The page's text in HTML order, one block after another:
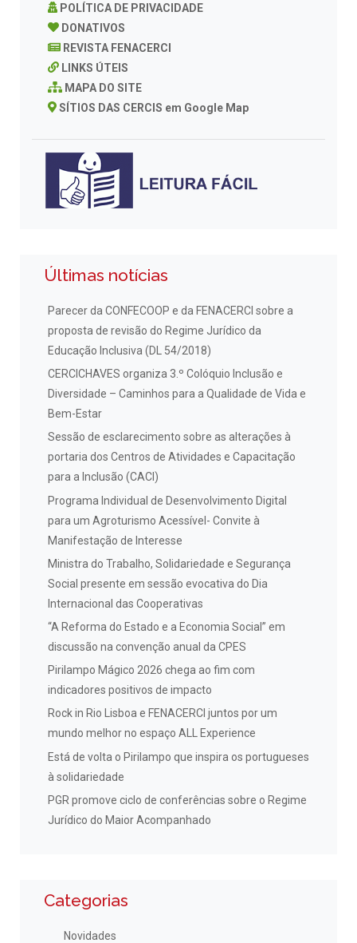
POLÍTICA DE PRIVACIDADE
DONATIVOS
REVISTA FENACERCI
LINKS ÚTEIS
MAPA DO SITE
SÍTIOS DAS CERCIS em Google Map
Últimas notícias
Parecer da CONFECOOP e da FENACERCI sobre a
proposta de revisão do Regime Jurídico da
Educação Inclusiva (DL 54/2018)
CERCICHAVES organiza 3.º Colóquio Inclusão e
Diversidade – Caminhos para a Qualidade de Vida e
Bem-Estar
Sessão de esclarecimento sobre as alterações à
portaria dos Centros de Atividades e Capacitação
para a Inclusão (CACI)
Programa Individual de Desenvolvimento Digital
para um Agroturismo Acessível- Convite à
Manifestação de Interesse
Ministra do Trabalho, Solidariedade e Segurança
Social presente em sessão evocativa do Dia
Internacional das Cooperativas
“A Reforma do Estado e a Economia Social” em
discussão na convenção anual da CPES
Pirilampo Mágico 2026 chega ao fim com
indicadores positivos de impacto
Rock in Rio Lisboa e FENACERCI juntos por um
mundo melhor no espaço ALL Experience
Está de volta o Pirilampo que inspira os portugueses
à solidariedade
PGR promove ciclo de conferências sobre o Regime
Jurídico do Maior Acompanhado
Categorias
Novidades